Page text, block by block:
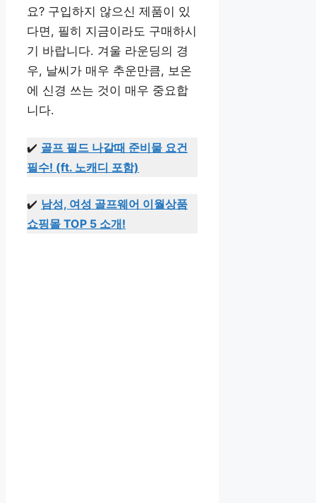
요? 구입하지 않으신 제품이 있
다면, 필히 지금이라도 구매하시
기 바랍니다. 겨울 라운딩의 경
우, 날씨가 매우 추운만큼, 보온
에 신경 쓰는 것이 매우 중요합
니다.
✔️ 골프 필드 나갈때 준비물 요건
필수! (ft. 노캐디 포함)
✔️ 남성, 여성 골프웨어 이월상품
쇼핑몰 TOP 5 소개!